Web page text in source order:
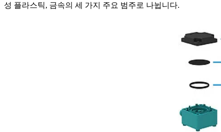
성 플라스틱, 금속의 세 가지 주요 범주로 나뉩니다.